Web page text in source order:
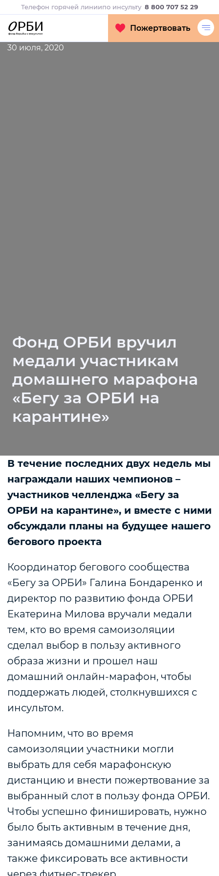
Телефон горячей линиипо инсульту 8 800 707 52 29
Пожертвовать
30 июля, 2020
Фонд ОРБИ вручил
медали участникам
домашнего марафона
«Бегу за ОРБИ на
карантине»
В течение последних двух недель мы
награждали наших чемпионов –
участников челленджа «Бегу за
ОРБИ на карантине», и вместе с ними
обсуждали планы на будущее нашего
бегового проекта
Координатор бегового сообщества
«Бегу за ОРБИ» Галина Бондаренко и
директор по развитию фонда ОРБИ
Екатерина Милова вручали медали
тем, кто во время самоизоляции
сделал выбор в пользу активного
образа жизни и прошел наш
домашний онлайн-марафон, чтобы
поддержать людей, столкнувшихся с
инсультом.
Напомним, что во время
самоизоляции участники могли
выбрать для себя марафонскую
дистанцию и внести пожертвование за
выбранный слот в пользу фонда ОРБИ.
Чтобы успешно финишировать, нужно
было быть активным в течение дня,
занимаясь домашними делами, а
также фиксировать все активности